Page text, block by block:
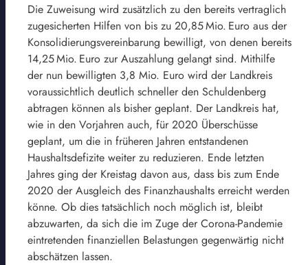
Die Zuweisung wird zusätzlich zu den bereits vertraglich
zugesicherten Hilfen von bis zu 20,85 Mio. Euro aus der
Konsolidierungsvereinbarung bewilligt, von denen bereits
14,25 Mio. Euro zur Auszahlung gelangt sind. Mithilfe
der nun bewilligten 3,8 Mio. Euro wird der Landkreis
voraussichtlich deutlich schneller den Schuldenberg
abtragen können als bisher geplant. Der Landkreis hat,
wie in den Vorjahren auch, für 2020 Überschüsse
geplant, um die in früheren Jahren entstandenen
Haushaltsdefizite weiter zu reduzieren. Ende letzten
Jahres ging der Kreistag davon aus, dass bis zum Ende
2020 der Ausgleich des Finanzhaushalts erreicht werden
könne. Ob dies tatsächlich noch möglich ist, bleibt
abzuwarten, da sich die im Zuge der Corona-Pandemie
eintretenden finanziellen Belastungen gegenwärtig nicht
abschätzen lassen.